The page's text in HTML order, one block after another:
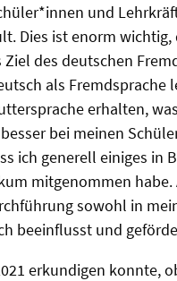
und
Dies ist enorm
des deutschen
als Fremdsprache
erhalten,
bei meinen
ich generell einiges in
mitgenommen
sowohl in
beeinflusst und
erkundigen konnte,